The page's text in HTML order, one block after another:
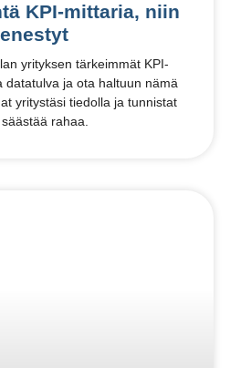
KPI-mittaria, niin
yrityksen tärkeimmät KPI-
datatulva ja ota haltuun nämä
yritystäsi tiedolla ja tunnistat
rahaa.